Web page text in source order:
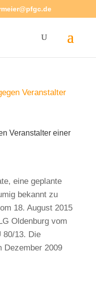
Veranstalter einer
eine geplante
bekannt zu
18. August 2015
Oldenburg vom
80/13. Die
Dezember 2009